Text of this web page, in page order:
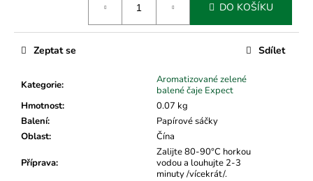
DO KOŠÍKU
Kategorie:
Aromatizované zelené
balené čaje Expect
Hmotnost:
0.07 kg
Balení:
Papírové sáčky
Oblast: Čína
Příprava:
Zalijte 80-90°C horkou
vodou a louhujte 2-3
minuty /vícekrát/.
Zeptat se Sdílet
u